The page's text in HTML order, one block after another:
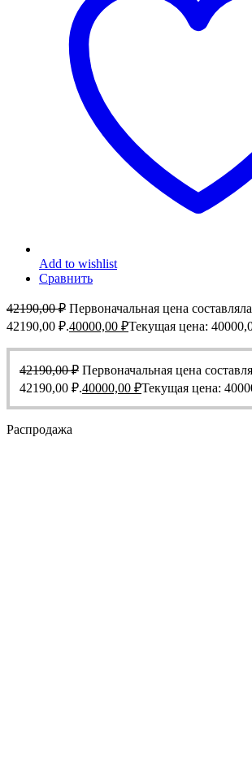
Add to wishlist
Сравнить
42190,00₽ Первоначальная цена составляла
42190,00 ₽.40000,00 ₽Текущая цена:
42190,00₽ Первоначальная цена
42190,00 ₽.40000,00 ₽Текущая цена:
Распродажа